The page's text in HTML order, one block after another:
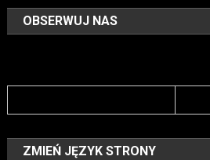
OBSERWUJ NAS
ZMIEŃ JĘZYK STRONY